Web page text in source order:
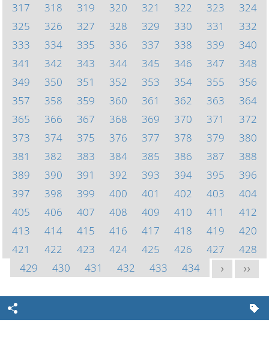
317
318 319 320 321 322 323
324
325
326 327 328 329 330 331
332
333
334 335 336 337 338 339
340
341
342 343 344 345 346 347
348
349
350 351 352 353 354 355
356
357
358 359 360 361 362 363
364
365
366 367 368 369 370 371
372
373
374 375 376 377 378 379
380
381
382 383 384 385 386 387
388
389
390 391 392 393 394 395
396
397
398 399 400 401 402 403
404
405
406 407 408 409 410 411
412
413
414 415 416 417 418 419
420
421
422 423 424 425 426 427
428
429
430 431 432 433 434 > >>